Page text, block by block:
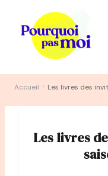
contenu
Accueil ›
Les livres